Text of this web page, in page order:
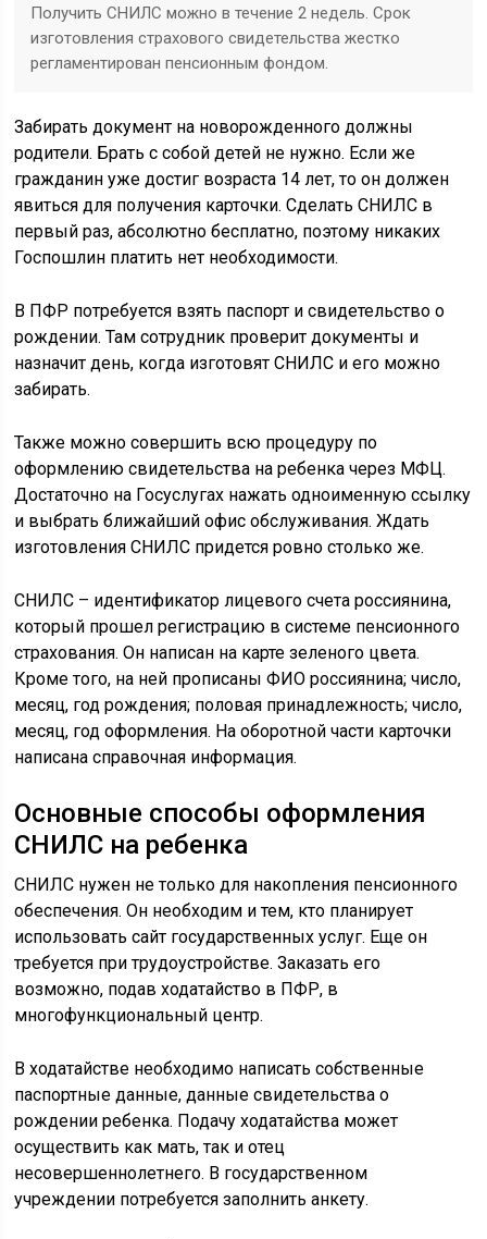
Получить СНИЛС можно в течение 2 недель. Срок
изготовления страхового свидетельства жестко
регламентирован пенсионным фондом.
Забирать документ на новорожденного должны
родители. Брать с собой детей не нужно. Если же
гражданин уже достиг возраста 14 лет, то он должен
явиться для получения карточки. Сделать СНИЛС в
первый раз, абсолютно бесплатно, поэтому никаких
Госпошлин платить нет необходимости.
В ПФР потребуется взять паспорт и свидетельство о
рождении. Там сотрудник проверит документы и
назначит день, когда изготовят СНИЛС и его можно
забирать.
Также можно совершить всю процедуру по
оформлению свидетельства на ребенка через МФЦ.
Достаточно на Госуслугах нажать одноименную ссылку
и выбрать ближайший офис обслуживания. Ждать
изготовления СНИЛС придется ровно столько же.
СНИЛС – идентификатор лицевого счета россиянина,
который прошел регистрацию в системе пенсионного
страхования. Он написан на карте зеленого цвета.
Кроме того, на ней прописаны ФИО россиянина; число,
месяц, год рождения; половая принадлежность; число,
месяц, год оформления. На оборотной части карточки
написана справочная информация.
Основные способы оформления
СНИЛС на ребенка
СНИЛС нужен не только для накопления пенсионного
обеспечения. Он необходим и тем, кто планирует
использовать сайт государственных услуг. Еще он
требуется при трудоустройстве. Заказать его
возможно, подав ходатайство в ПФР, в
многофункциональный центр.
В ходатайстве необходимо написать собственные
паспортные данные, данные свидетельства о
рождении ребенка. Подачу ходатайства может
осуществить как мать, так и отец
несовершеннолетнего. В государственном
учреждении потребуется заполнить анкету.